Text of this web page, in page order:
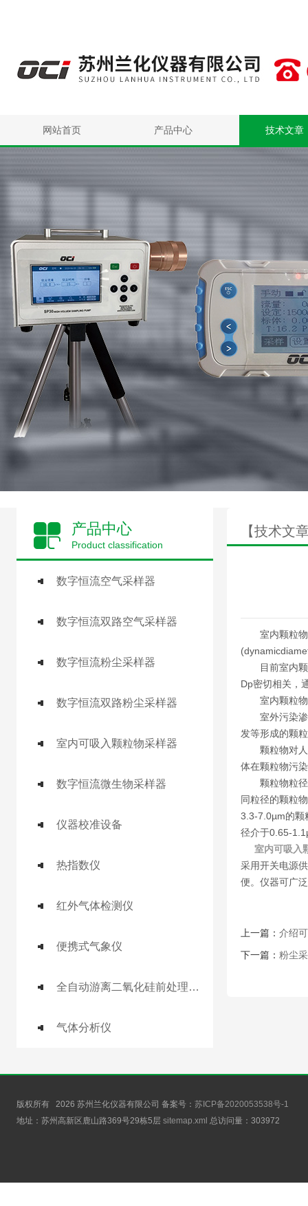
网站首页 产品中心 技术文章
产品中心
Product classification
数字恒流空气采样器
数字恒流双路空气采样器
数字恒流粉尘采样器
数字恒流双路粉尘采样器
室内可吸入颗粒物采样器
数字恒流微生物采样器
仪器校准设备
热指数仪
红外气体检测仪
便携式气象仪
全自动游离二氧化硅前处理工作站
气体分析仪
【技术文
室内颗粒物
目前室内颗
Dp密切相关，
室内颗粒物
室外污染渗
发等形成的颗
颗粒物对人
体在颗粒物污
颗粒物粒径
同粒径的颗粒
3.3-7.0µm的颗
径介于0.65-
室内可吸入
采用开关电源
便。仪器可广
上一篇： 介绍
下一篇： 粉尘
版权所有 2026 苏州兰化仪器有限公司 备案号： 苏ICP备2020053538号-1
地址：苏州高新区鹿山路369号29栋5层 sitemap.xml 总访问量： 303972